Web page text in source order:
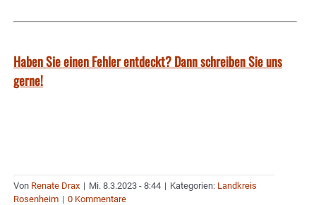
Haben Sie einen Fehler entdeckt? Dann schreiben Sie uns
gerne!
Von Renate Drax | Mi. 8.3.2023 - 8:44 | Kategorien: Landkreis
Rosenheim | 0 Kommentare